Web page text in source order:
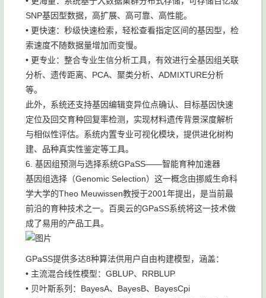
SNP基因型数据，高扩展、高可靠、高性能。
• 更快速：秒级快速检索，轻松查看指定区间的基因型，检
索速度不随数据量增加而变慢。
• 更专业：整合专业生信分析工具，有效进行全基因组关联
分析、遗传距离、PCA、聚类分析、ADMIXTURE分析
等。
此外，系统还支持基因编辑变异位点确认、目标基因快速
定位及回交育种回复率检测，实现材料遗传背景深度解析
与相似性评估。系统内置专业可视化模块，提供进化树构
建、品种真实性鉴定等工具。
6. 基因组预测与选择系统GPaSS——智能育种加速器
基因组选择（Genomic Selection）这一概念由挪威生命科
学大学的Theo Meuwissen教授于2001年提出，是当前最
前沿的育种技术之一。百奥云的GPaSS系统将这一技术做
成了易用的产品工具。
GPaSS提供多达8种算法供用户自由构建模型，涵盖：
• 主流混合线性模型：GBLUP、RRBLUP
• 贝叶斯系列：BayesA、BayesB、BayesCpi